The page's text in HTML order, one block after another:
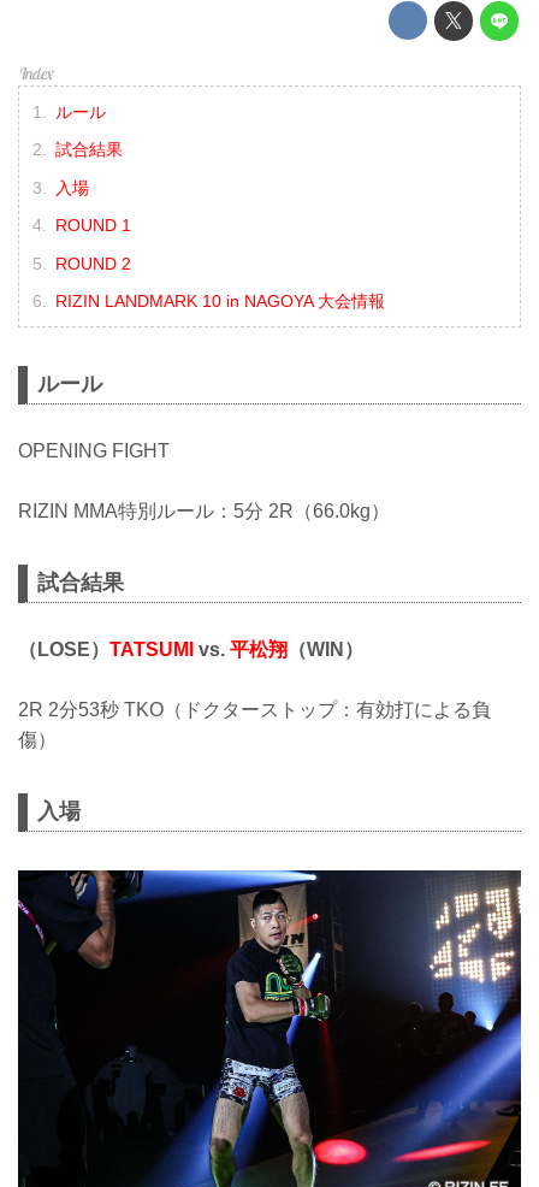
ルール
試合結果
入場
ROUND 1
ROUND 2
RIZIN LANDMARK 10 in NAGOYA 大会情報
ルール
OPENING FIGHT
RIZIN MMA特別ルール：5分 2R（66.0kg）
試合結果
（LOSE） TATSUMI vs. 平松翔 （WIN）
2R 2分53秒 TKO（ドクターストップ：有効打による負
傷）
入場